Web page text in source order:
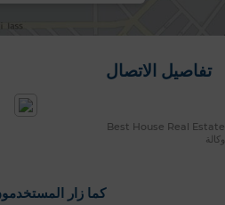
تفاصيل الاتصال
Best House Real Estate
وكالة
كما زار